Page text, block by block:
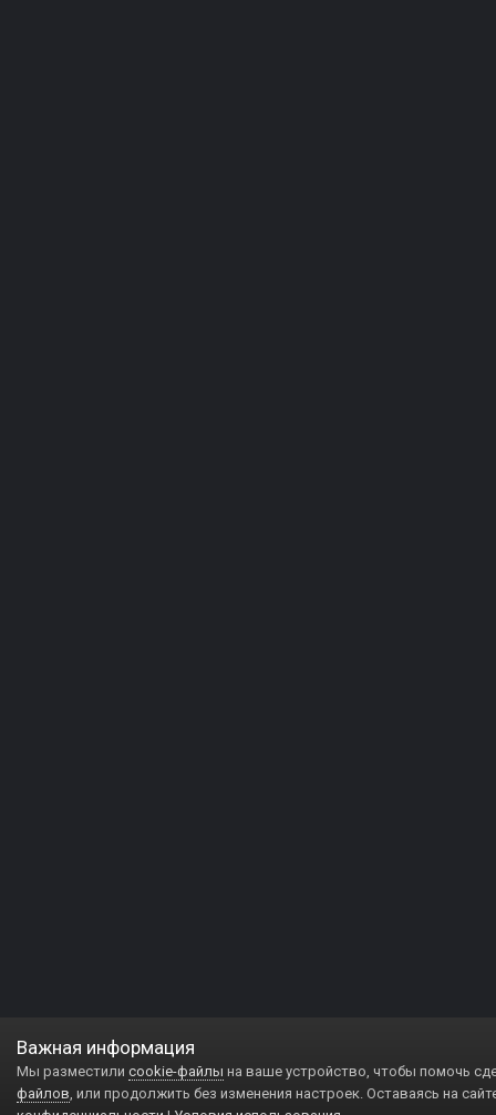
Важная информация
Мы разместили cookie-файлы на ваше устройство, чтобы помочь
файлов, или продолжить без изменения настроек. Оставаясь на